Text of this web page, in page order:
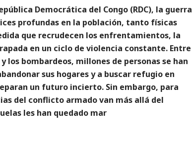
Democrática del Congo (RDC), la guerra
profundas en la población, tanto físicas
que recrudecen los enfrentamientos, la
en un ciclo de violencia constante. Entre
los bombardeos, millones de personas se han
sus hogares y a buscar refugio en
un futuro incierto. Sin embargo, para
del conflicto armado van más allá del
les han quedado mar